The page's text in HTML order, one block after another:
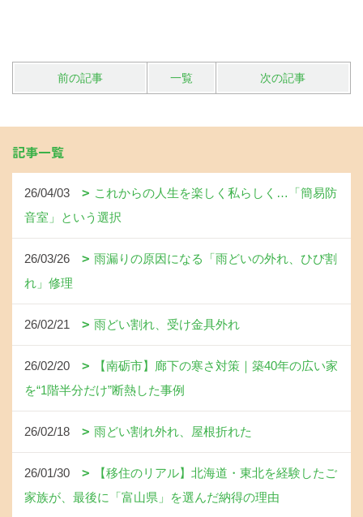
前の記事 一覧 次の記事
記事一覧
26/04/03
これからの人生を楽しく私らしく…「簡易防
音室」という選択
26/03/26
雨漏りの原因になる「雨どいの外れ、ひび割
れ」修理
26/02/21 雨どい割れ、受け金具外れ
26/02/20
【南砺市】廊下の寒さ対策｜築40年の広い家
を“1階半分だけ”断熱した事例
26/02/18 雨どい割れ外れ、屋根折れた
26/01/30
【移住のリアル】北海道・東北を経験したご
家族が、最後に「富山県」を選んだ納得の理由